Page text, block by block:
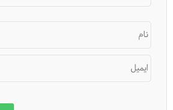
نام
ایمیل